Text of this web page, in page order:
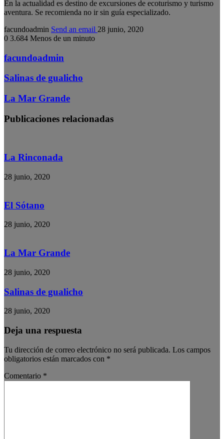
En la actualidad es destino de excursiones de ecoturismo y turismo
aventura. Se recomienda no ir sin guía especializado.
facundoadmin Send an email 28 junio, 2020
0 3.684 Menos de un minuto
facundoadmin
Salinas de gualicho
La Mar Grande
Publicaciones relacionadas
La Rinconada
28 junio, 2020
El Sótano
28 junio, 2020
La Mar Grande
28 junio, 2020
Salinas de gualicho
28 junio, 2020
Deja una respuesta
Tu dirección de correo electrónico no será publicada. Los campos
obligatorios están marcados con *
Comentario *